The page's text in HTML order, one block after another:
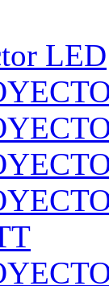
LED